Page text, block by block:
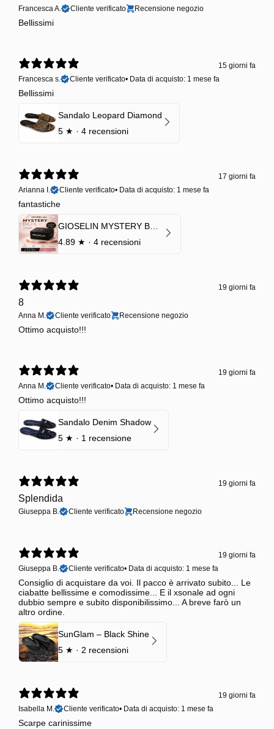
Francesca A. Cliente verificato Recensione negozio
Bellissimi
15 giorni fa
Francesca s.
Cliente verificato• Data di acquisto: 1 mese fa
Bellissimi
Sandalo Leopard Diamond
5 ★ · 4 recensioni
17 giorni fa
Arianna I.
Cliente verificato• Data di acquisto: 1 mese fa
fantastiche
GIOSELIN MYSTERY BOX | €24,99 → Valore garantito minimo €70
4.89 ★ · 4 recensioni
19 giorni fa
8
Anna M. Cliente verificato Recensione negozio
Ottimo acquisto!!!
19 giorni fa
Anna M.
Cliente verificato• Data di acquisto: 1 mese fa
Ottimo acquisto!!!
Sandalo Denim Shadow
5 ★ · 1 recensione
19 giorni fa
Splendida
Giuseppa B. Cliente verificato Recensione negozio
19 giorni fa
Giuseppa B.
Cliente verificato• Data di acquisto: 1 mese fa
Consiglio di acquistare da voi. Il pacco è arrivato subito... Le
ciabatte bellissime e comodissime... E il xsonale ad ogni
dubbio sempre e subito disponibilissimo... A breve farò un
altro ordine.
SunGlam – Black Shine
5 ★ · 2 recensioni
19 giorni fa
Isabella M.
Cliente verificato• Data di acquisto: 1 mese fa
Scarpe carinissime